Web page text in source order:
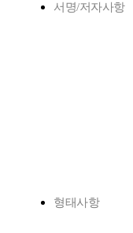
서명/저자사항
형태사항